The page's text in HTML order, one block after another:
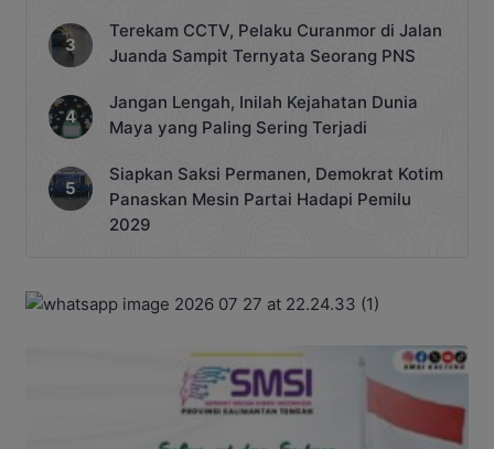
Terekam CCTV, Pelaku Curanmor di Jalan
Juanda Sampit Ternyata Seorang PNS
Jangan Lengah, Inilah Kejahatan Dunia
Maya yang Paling Sering Terjadi
Siapkan Saksi Permanen, Demokrat Kotim
Panaskan Mesin Partai Hadapi Pemilu
2029